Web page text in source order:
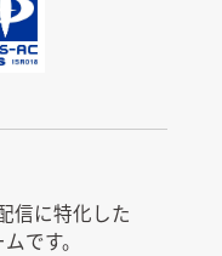
信に特化した
です。